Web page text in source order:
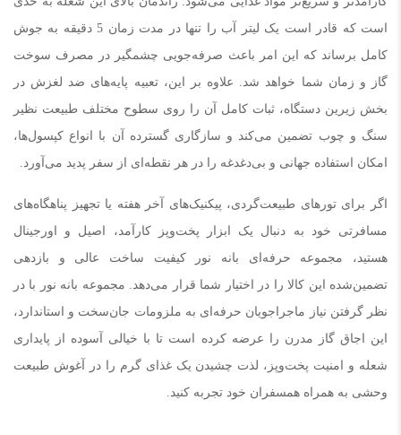
است که قادر است یک لیتر آب را تنها در مدت زمان 5 دقیقه به جوش
کامل برساند که این امر باعث صرفه‌جویی چشمگیر در مصرف سوخت
گاز و زمان شما خواهد شد. علاوه بر این، تعبیه پایه‌های ضد لغزش در
بخش زیرین دستگاه، ثبات کامل آن را روی سطوح مختلف طبیعت نظیر
سنگ و چوب تضمین می‌کند و سازگاری گسترده آن با انواع کپسول‌ها،
امکان استفاده جهانی و بی‌دغدغه را در هر نقطه‌ای از سفر پدید می‌آورد.
اگر برای تورهای طبیعت‌گردی، پیکنیک‌های آخر هفته یا تجهیز پناهگاه‌های
مسافرتی خود به دنبال یک ابزار پخت‌وپز کارآمد، اصیل و اورجینال
هستید، مجموعه حرفه‌ای بانه نور کیفیت ساخت عالی و بازدهی
تضمین‌شده این کالا را در اختیار شما قرار می‌دهد. مجموعه بانه نور با در
نظر گرفتن نیاز ماجراجویان حرفه‌ای به ملزومات جان‌سخت و استاندارد،
این اجاق گاز مدرن را عرضه کرده است تا با خیالی آسوده از پایداری
شعله و امنیت پخت‌وپز، لذت چشیدن یک غذای گرم را در آغوش طبیعت
وحشی به همراه همسفران خود تجربه کنید.